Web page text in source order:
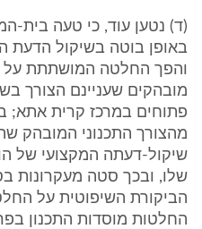
(ד) נטען עוד, כי טעה
באופן בוטה בשיקול הדעת
והפך החלטה המושתתת על
מובהקים שעניינם הצורך
פתוחים במרכז קרית אתא;
מהצורך התכנוני המובהק
שיקול-דעתה המקצועי של
שלו, ובכך סטה מעקרונות
הביקורת השיפוטית על
החלטות מוסדות התכנון